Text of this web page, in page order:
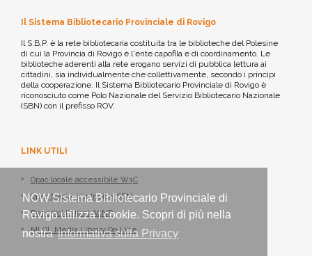
NOW Sistema Bibliotecario Provinciale di
Rovigo utilizza i cookie. Scopri di più nella
nostrainformativa sulla Privacy
Il Sistema Bibliotecario Provinciale di Rovigo
Il S.B.P. è la rete bibliotecaria costituita tra le biblioteche del Polesine
di cui la Provincia di Rovigo è l'ente capofila e di coordinamento. Le
biblioteche aderenti alla rete erogano servizi di pubblica lettura ai
cittadini, sia individualmente che collettivamente, secondo i principi
della cooperazione. Il Sistema Bibliotecario Provinciale di Rovigo è
riconosciuto come Polo Nazionale del Servizio Bibliotecario Nazionale
(SBN) con il prefisso ROV.
LINK UTILI
Opac locale accessibile W3C
Opac Nazionale Indice SBN
Periodici italiani ACNP
MLOL Media Library On Line